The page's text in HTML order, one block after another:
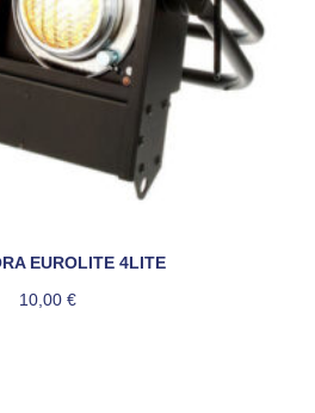
EUROLITE 4LITE
10,00 €